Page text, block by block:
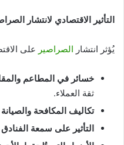
التأثير الاقتصادي لانتشار
يُؤثر انتشار الصراصير على
خسائر في المطاعم
ثقة العملاء.
تكاليف المكافحة والصيانة
التأثير على سمعة